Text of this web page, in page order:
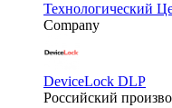
Технологический
Company
DeviceLock DLP
Российский